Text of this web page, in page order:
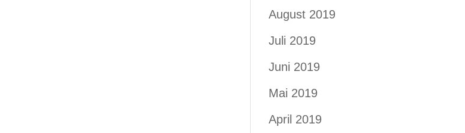
August 2019
Juli 2019
Juni 2019
Mai 2019
April 2019